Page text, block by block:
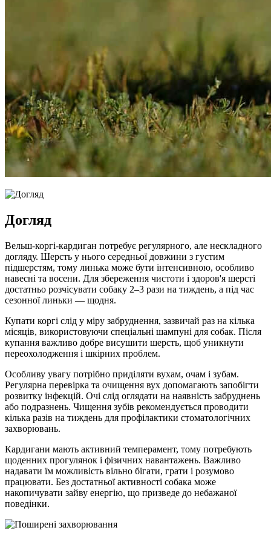
Догляд
Вельш-коргі-кардиган потребує регулярного, але нескладного
догляду. Шерсть у нього середньої довжини з густим
підшерстям, тому линька може бути інтенсивною, особливо
навесні та восени. Для збереження чистоти і здоров'я шерсті
достатньо розчісувати собаку 2–3 рази на тиждень, а під час
сезонної линьки — щодня.
Купати коргі слід у міру забруднення, зазвичай раз на кілька
місяців, використовуючи спеціальні шампуні для собак. Після
купання важливо добре висушити шерсть, щоб уникнути
переохолодження і шкірних проблем.
Особливу увагу потрібно приділяти вухам, очам і зубам.
Регулярна перевірка та очищення вух допомагають запобігти
розвитку інфекцій. Очі слід оглядати на наявність забруднень
або подразнень. Чищення зубів рекомендується проводити
кілька разів на тиждень для профілактики стоматологічних
захворювань.
Кардигани мають активний темперамент, тому потребують
щоденних прогулянок і фізичних навантажень. Важливо
надавати їм можливість вільно бігати, грати і розумово
працювати. Без достатньої активності собака може
накопичувати зайву енергію, що призведе до небажаної
поведінки.